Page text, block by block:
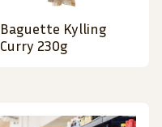
Baguette Kylling
Curry 230g